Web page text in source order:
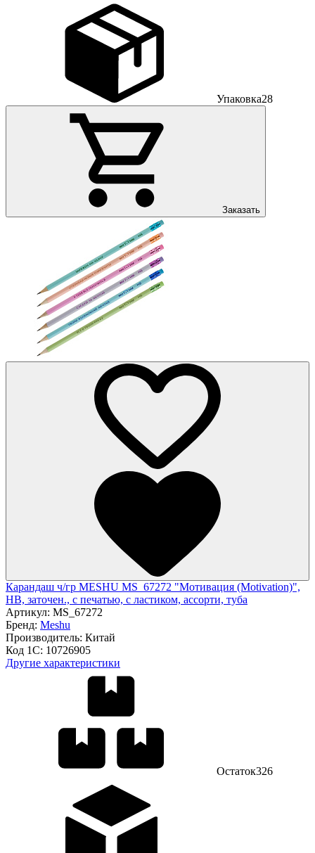
Упаковка28
Заказать
Карандаш ч/гр MESHU MS_67272 "Мотивация (Motivation)",
HB, заточен., с печатью, с ластиком, ассорти, туба
Артикул: MS_67272
Бренд: Meshu
Производитель: Китай
Код 1С: 10726905
Другие характеристики
Остаток326